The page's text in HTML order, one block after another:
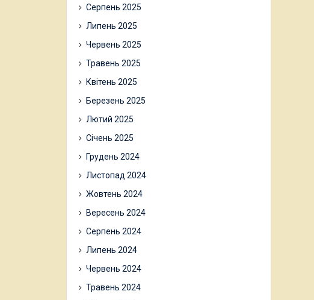
Серпень 2025
Липень 2025
Червень 2025
Травень 2025
Квітень 2025
Березень 2025
Лютий 2025
Січень 2025
Грудень 2024
Листопад 2024
Жовтень 2024
Вересень 2024
Серпень 2024
Липень 2024
Червень 2024
Травень 2024